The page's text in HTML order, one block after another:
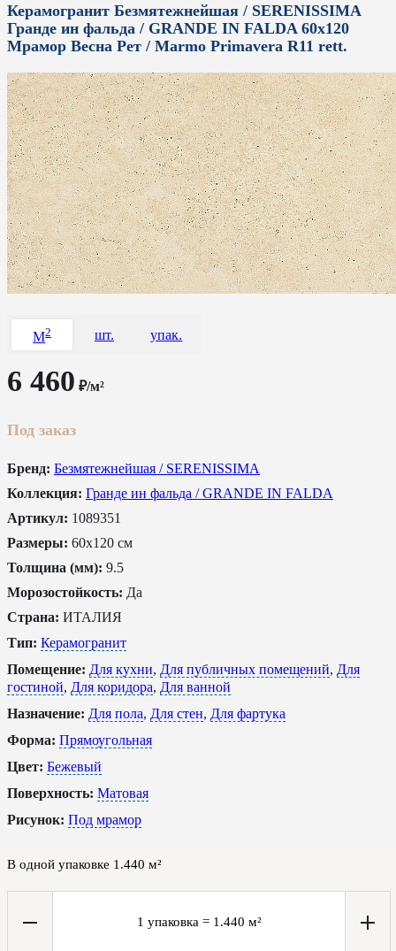
Керамогранит Безмятежнейшая / SERENISSIMA
Гранде ин фальда / GRANDE IN FALDA 60x120
Мрамор Весна Рет / Marmo Primavera R11 rett.
M2 шт. упак.
6 460 ₽/м²
Под заказ
Бренд: Безмятежнейшая / SERENISSIMA
Коллекция: Гранде ин фальда / GRANDE IN FALDA
Артикул: 1089351
Размеры: 60x120 см
Толщина (мм): 9.5
Морозостойкость: Да
Страна: ИТАЛИЯ
Тип: Керамогранит
Помещение: Для кухни, Для публичных помещений, Для
гостиной, Для коридора, Для ванной
Назначение: Для пола, Для стен, Для фартука
Форма: Прямоугольная
Цвет: Бежевый
Поверхность: Матовая
Рисунок: Под мрамор
В одной упаковке 1.440 м²
1 упаковка = 1.440 м²